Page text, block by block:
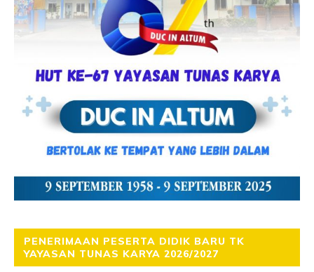
PENERIMAAN PESERTA DIDIK BARU TK
YAYASAN TUNAS KARYA 2026/2027